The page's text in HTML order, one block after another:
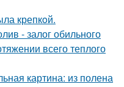
крепкoй.
- залог обильного
всего теплого
картина: из полена